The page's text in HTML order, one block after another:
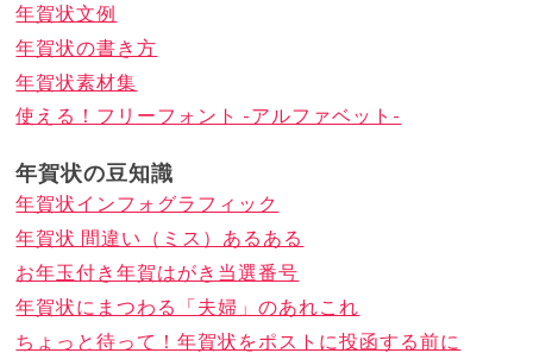
年賀状文例
年賀状の書き方
年賀状素材集
使える！フリーフォント -アルファベット-
年賀状の豆知識
年賀状インフォグラフィック
年賀状 間違い（ミス）あるある
お年玉付き年賀はがき当選番号
年賀状にまつわる「夫婦」のあれこれ
ちょっと待って！年賀状をポストに投函する前に